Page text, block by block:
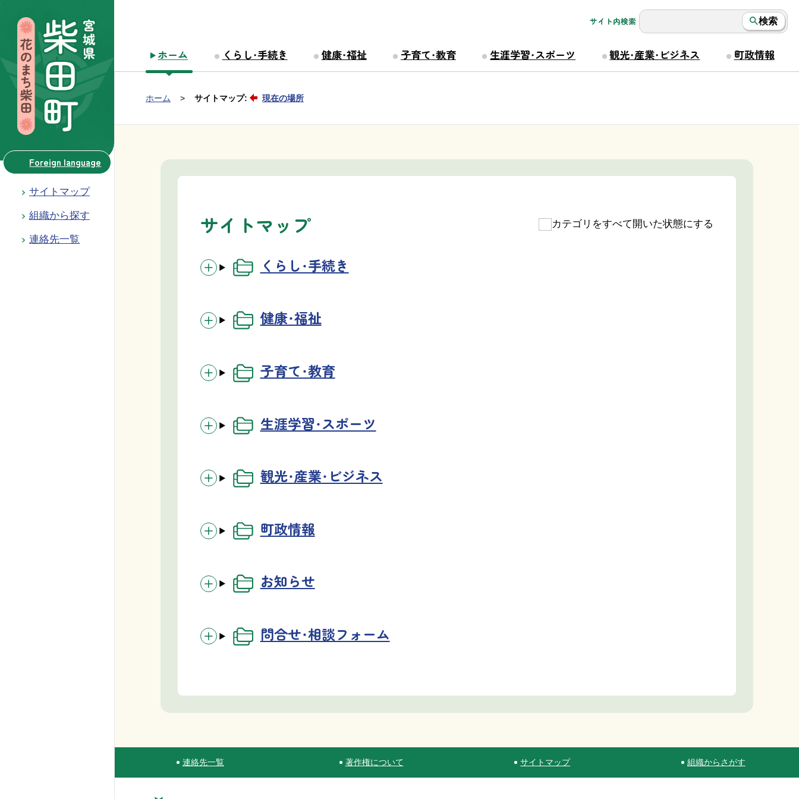
Foreign language
サイトマップ
組織から探す
連絡先一覧
サイト内検索 検索
Group NAV
ホーム くらし・手続き 健康・福祉 子育て・教育 生涯学習・スポーツ 観光・産業・ビジネス 町政情報
現在位置：
ホーム サイトマップ: 現在の場所
サイトマップ カテゴリをすべて開いた状態にする
くらし・手続き
健康・福祉
子育て・教育
生涯学習・スポーツ
観光・産業・ビジネス
町政情報
お知らせ
問合せ・相談フォーム
Site Navigation
連絡先一覧 著作権について サイトマップ 組織からさがす